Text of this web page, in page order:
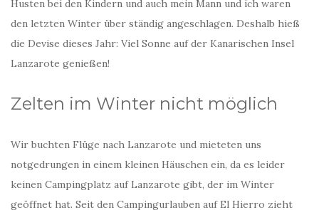
Husten bei den Kindern und auch mein Mann und ich waren
den letzten Winter über ständig angeschlagen. Deshalb hieß
die Devise dieses Jahr: Viel Sonne auf der Kanarischen Insel
Lanzarote genießen!
Zelten im Winter nicht möglich
Wir buchten Flüge nach Lanzarote und mieteten uns
notgedrungen in einem kleinen Häuschen ein, da es leider
keinen Campingplatz auf Lanzarote gibt, der im Winter
geöffnet hat. Seit den Campingurlauben auf El Hierro zieht